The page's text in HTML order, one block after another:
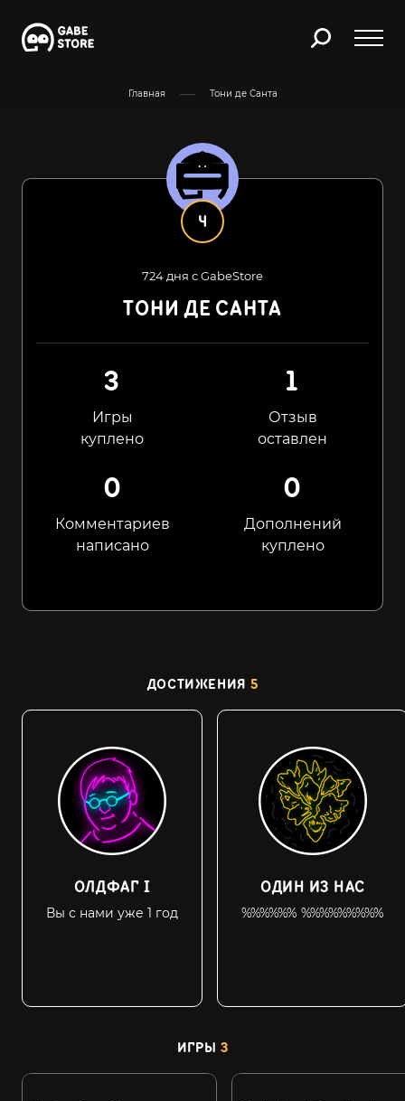
Главная Тони де Санта
4
724 дня с GabeStore
ТОНИ ДЕ САНТА
3
Игры
куплено
1
Отзыв
оставлен
0
Комментариев
написано
0
Дополнений
куплено
ДОСТИЖЕНИЯ 5
ОЛДФАГ I
Вы с нами уже 1 год
ОДИН ИЗ НАС
%%%%%% %%%%%%%%%
ИГРЫ 3